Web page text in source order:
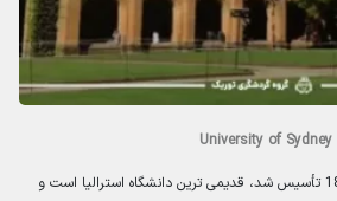
University of Sydney
دانشگاه سیدنی که در سال 1851 تأسیس شد، قدیمی ترین دانشگاه استرالیا است و